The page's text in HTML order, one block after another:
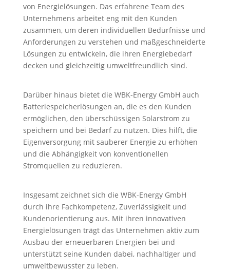
von Energielösungen. Das erfahrene Team des
Unternehmens arbeitet eng mit den Kunden
zusammen, um deren individuellen Bedürfnisse und
Anforderungen zu verstehen und maßgeschneiderte
Lösungen zu entwickeln, die ihren Energiebedarf
decken und gleichzeitig umweltfreundlich sind.
Darüber hinaus bietet die WBK-Energy GmbH auch
Batteriespeicherlösungen an, die es den Kunden
ermöglichen, den überschüssigen Solarstrom zu
speichern und bei Bedarf zu nutzen. Dies hilft, die
Eigenversorgung mit sauberer Energie zu erhöhen
und die Abhängigkeit von konventionellen
Stromquellen zu reduzieren.
Insgesamt zeichnet sich die WBK-Energy GmbH
durch ihre Fachkompetenz, Zuverlässigkeit und
Kundenorientierung aus. Mit ihren innovativen
Energielösungen trägt das Unternehmen aktiv zum
Ausbau der erneuerbaren Energien bei und
unterstützt seine Kunden dabei, nachhaltiger und
umweltbewusster zu leben.